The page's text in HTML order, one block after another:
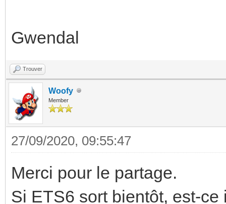
Gwendal
Trouver
Woofy
Member
27/09/2020, 09:55:47
Merci pour le partage.
Si ETS6 sort bientôt, est-